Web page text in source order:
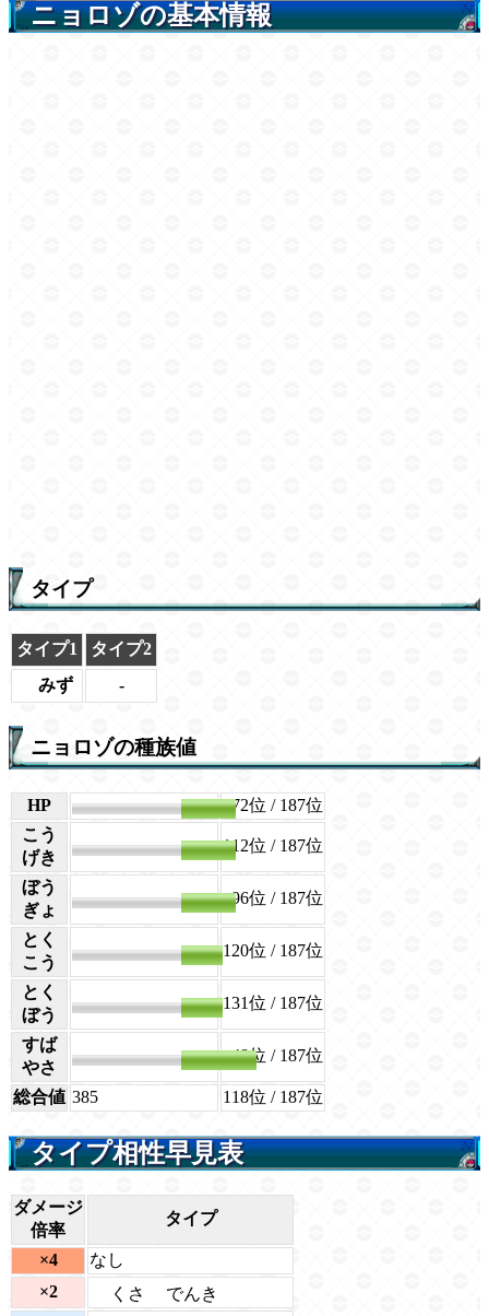
ニョロゾの基本情報
タイプ
タイプ1
タイプ2
みず
-
ニョロゾの種族値
HP 65 72位 / 187位
こう
げき
65 112位 / 187位
ぼう
ぎょ
65 96位 / 187位
とく
こう
50 120位 / 187位
とく
ぼう
50 131位 / 187位
すば
やさ
90 48位 / 187位
総合値 385 118位 / 187位
タイプ相性早見表
ダメージ
倍率
タイプ
×4
なし
×2
くさ でんき